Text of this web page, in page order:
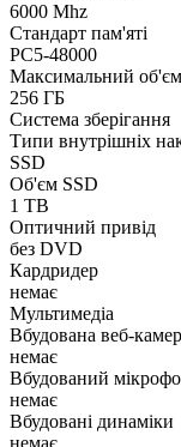
6000 Mhz
Стандарт пам'яті
PC5-48000
Максимальний об'єм
256 ГБ
Система зберігання
Типи внутрішніх
SSD
Об'єм SSD
1 TB
Оптичний привід
без DVD
Кардридер
немає
Мультимедіа
Вбудована веб-
немає
Вбудований
немає
Вбудовані динаміки
немає